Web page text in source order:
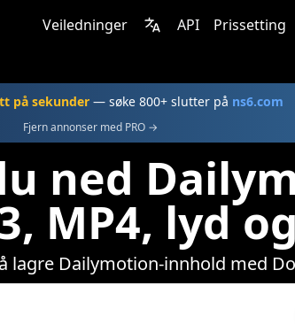
Veiledninger API Prissetting
på sekunder — søke 800+ slutter på ns6.com
Fjern annonser med PRO →
ned
MP4, lyd
lagre Dailymotion-innhold med